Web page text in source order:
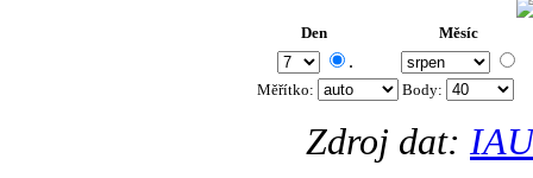
Den Měsíc
.
Měřítko: Body:
Zdroj dat: